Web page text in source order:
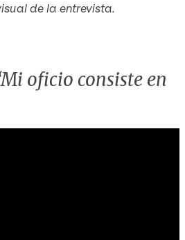
de la entrevista.
oficio consiste en